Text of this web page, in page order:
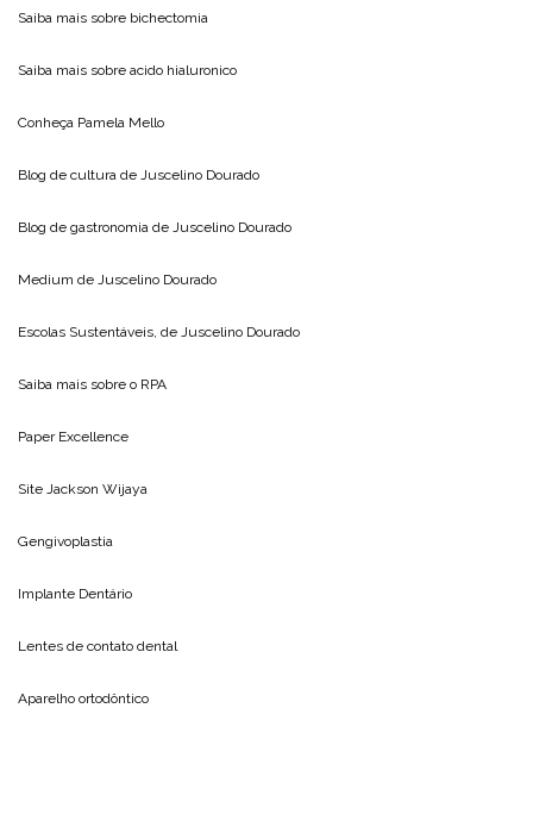
Saiba mais sobre bichectomia
Saiba mais sobre acido hialuronico
Conheça Pamela Mello
Blog de cultura de Juscelino Dourado
Blog de gastronomia de Juscelino Dourado
Medium de Juscelino Dourado
Escolas Sustentáveis, de Juscelino Dourado
Saiba mais sobre o RPA
Paper Excellence
Site Jackson Wijaya
Gengivoplastia
Implante Dentário
Lentes de contato dental
Aparelho ortodôntico